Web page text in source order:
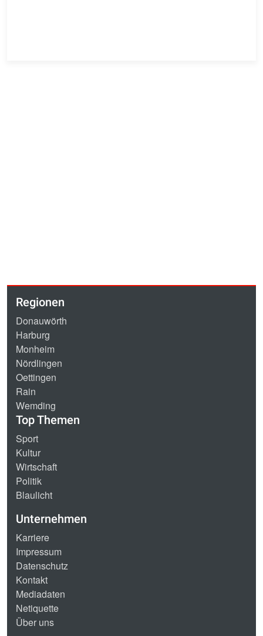
Regionen
Donauwörth
Harburg
Monheim
Nördlingen
Oettingen
Rain
Wemding
Top Themen
Sport
Kultur
Wirtschaft
Politik
Blaulicht
Unternehmen
Karriere
Impressum
Datenschutz
Kontakt
Mediadaten
Netiquette
Über uns